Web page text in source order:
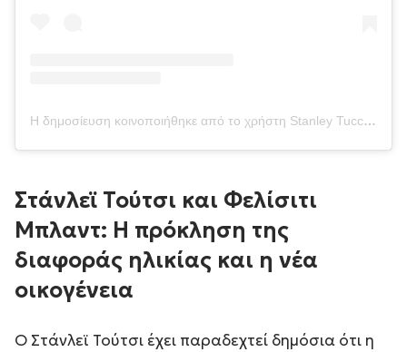
Η δημοσίευση κοινοποιήθηκε από το χρήστη Stanley Tucci (@stanleytucci)
Στάνλεϊ Τούτσι και Φελίσιτι
Μπλαντ: Η πρόκληση της
διαφοράς ηλικίας και η νέα
οικογένεια
Ο Στάνλεϊ Τούτσι έχει παραδεχτεί δημόσια ότι η